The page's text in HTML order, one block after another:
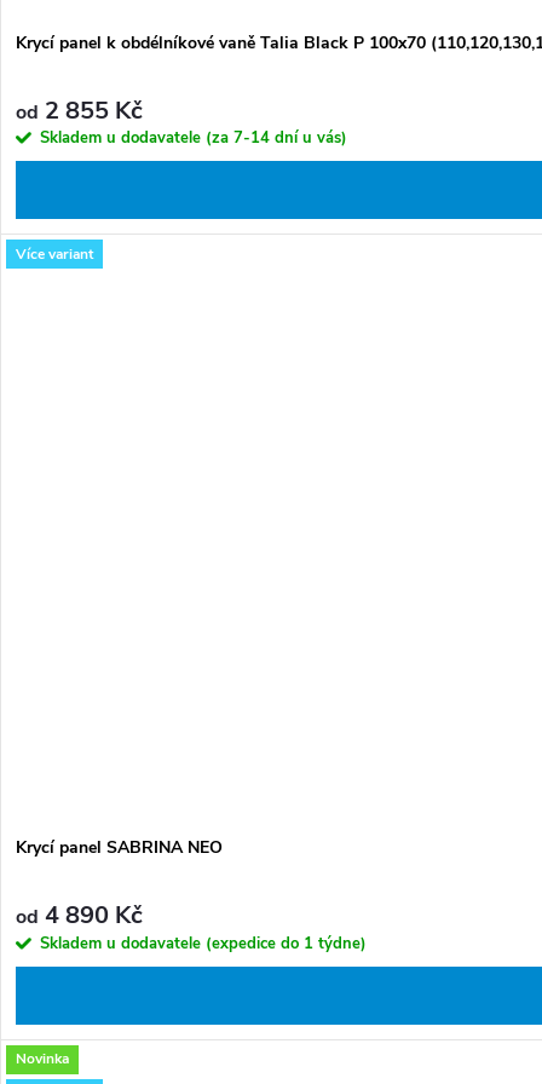
Krycí panel k obdélníkové vaně Talia Black P 100x70
od 2 855 Kč
Skladem u dodavatele (za 7-14 dní u vás)
Více variant
Krycí panel SABRINA NEO
od 4 890 Kč
Skladem u dodavatele (expedice do 1 týdne)
Novinka